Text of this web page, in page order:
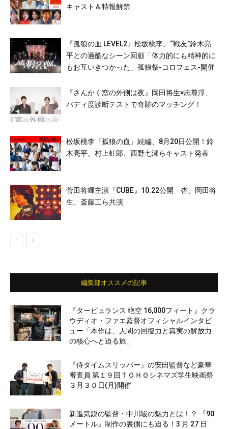
キャスト＆特報解禁
『孤狼の血 LEVEL2』松坂桃李、“戦友”鈴木亮
平との過酷なシーン回顧「体力的にも精神的に
もお互いきつかった」孤狼祭-コロフェス-開催
『さんかく窓の外側は夜』岡田将生×志尊淳、
バディ度診断テストで奇跡のマッチング！
松坂桃李『孤狼の血』続編、8月20日公開！鈴
木亮平、村上虹郎、西野七瀬らキャスト発表
菅田将暉主演『CUBE』10.22公開 杏、岡田将
生、斎藤工ら共演
編集部オススメの記事
『タービュランス 絶空 16,000フィート』クラ
ウディオ・ファエ監督オフィシャルインタビ
ュー「本作は、人間の回復力と真実の解放力
の核心へと迫る旅」
『侍タイムスリッパー』の安田監督など豪華
審査員 第１９回ＴＯＨＯシネマズ学生映画祭
３月３０日(月)開催
新進気鋭の監督・中川駿の魅力とは！？ 『90
メートル』制作の裏側にも迫る！3 月 27 日